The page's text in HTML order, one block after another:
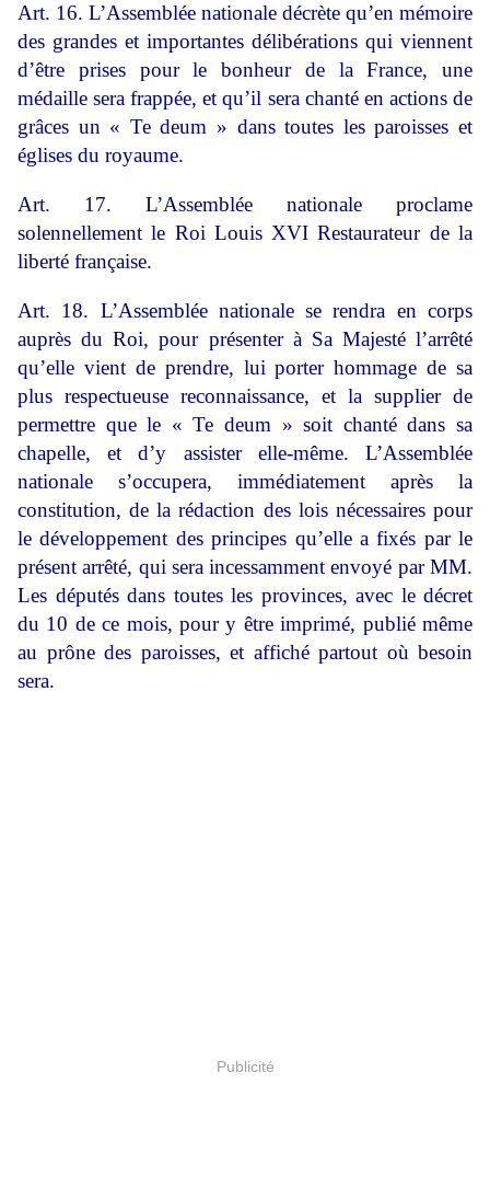
Art. 16. L’Assemblée nationale décrète qu’en mémoire
des grandes et importantes délibérations qui viennent
d’être prises pour le bonheur de la France, une
médaille sera frappée, et qu’il sera chanté en actions de
grâces un « Te deum » dans toutes les paroisses et
églises du royaume.
Art. 17. L’Assemblée nationale proclame
solennellement le Roi Louis XVI Restaurateur de la
liberté française.
Art. 18. L’Assemblée nationale se rendra en corps
auprès du Roi, pour présenter à Sa Majesté l’arrêté
qu’elle vient de prendre, lui porter hommage de sa
plus respectueuse reconnaissance, et la supplier de
permettre que le « Te deum » soit chanté dans sa
chapelle, et d’y assister elle-même. L’Assemblée
nationale s’occupera, immédiatement après la
constitution, de la rédaction des lois nécessaires pour
le développement des principes qu’elle a fixés par le
présent arrêté, qui sera incessamment envoyé par MM.
Les députés dans toutes les provinces, avec le décret
du 10 de ce mois, pour y être imprimé, publié même
au prône des paroisses, et affiché partout où besoin
sera.
Publicité